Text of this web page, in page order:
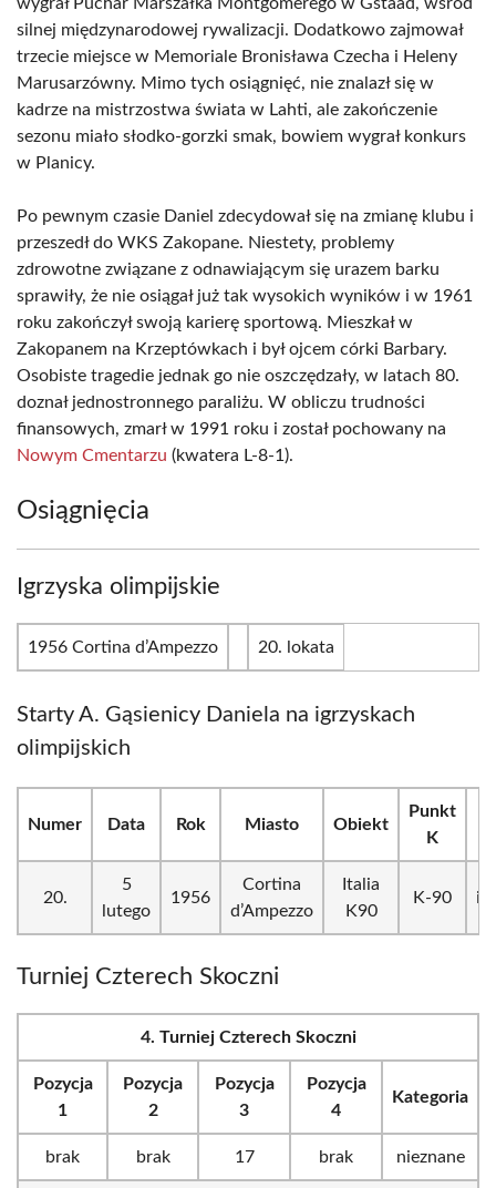
silnej międzynarodowej rywalizacji. Dodatkowo zajmował
trzecie miejsce w Memoriale Bronisława Czecha i Heleny
Marusarzówny. Mimo tych osiągnięć, nie znalazł się w
kadrze na mistrzostwa świata w Lahti, ale zakończenie
sezonu miało słodko-gorzki smak, bowiem wygrał konkurs
w Planicy.
Po pewnym czasie Daniel zdecydował się na zmianę klubu i
przeszedł do WKS Zakopane. Niestety, problemy
zdrowotne związane z odnawiającym się urazem barku
sprawiły, że nie osiągał już tak wysokich wyników i w 1961
roku zakończył swoją karierę sportową. Mieszkał w
Zakopanem na Krzeptówkach i był ojcem córki Barbary.
Osobiste tragedie jednak go nie oszczędzały, w latach 80.
doznał jednostronnego paraliżu. W obliczu trudności
finansowych, zmarł w 1991 roku i został pochowany na
Nowym Cmentarzu (kwatera L-8-1).
Osiągnięcia
Igrzyska olimpijskie
1956 Cortina d’Ampezzo 20. lokata
Starty A. Gąsienicy Daniela na igrzyskach
olimpijskich
Numer Data Rok Miasto Obiekt
Punkt
K
20.
5
lutego
1956
Cortina
d’Ampezzo
Italia
K90
K-90
Turniej Czterech Skoczni
4. Turniej Czterech Skoczni
Pozycja
1
Pozycja
2
Pozycja
3
Pozycja
4
Kategoria
brak brak 17 brak nieznane